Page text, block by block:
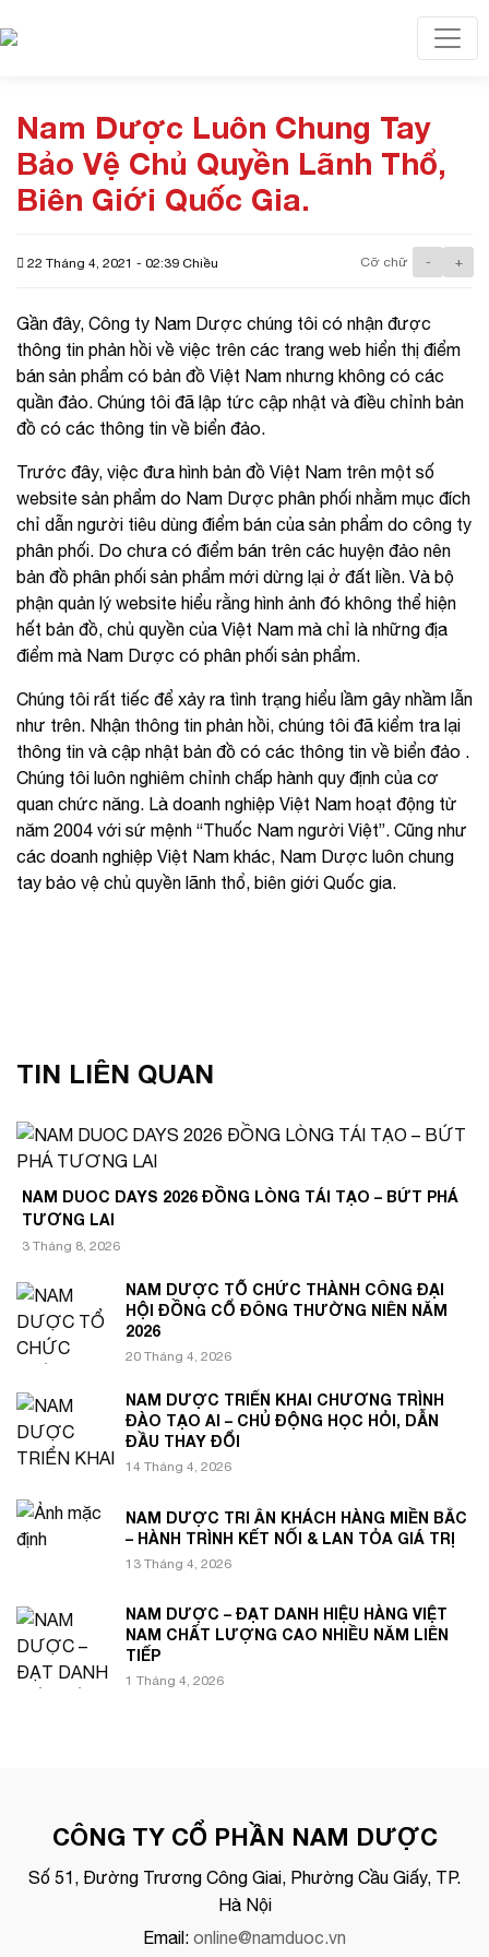
Nam Dược Luôn Chung Tay
Bảo Vệ Chủ Quyền Lãnh Thổ,
Biên Giới Quốc Gia.
22 Tháng 4, 2021 - 02:39 Chiều Cỡ chữ - +
Gần đây, Công ty Nam Dược chúng tôi có nhận được
thông tin phản hồi về việc trên các trang web hiển thị điểm
bán sản phẩm có bản đồ Việt Nam nhưng không có các
quần đảo. Chúng tôi đã lập tức cập nhật và điều chỉnh bản
đồ có các thông tin về biển đảo.
Trước đây, việc đưa hình bản đồ Việt Nam trên một số
website sản phẩm do Nam Dược phân phối nhằm mục đích
chỉ dẫn người tiêu dùng điểm bán của sản phẩm do công ty
phân phối. Do chưa có điểm bán trên các huyện đảo nên
bản đồ phân phối sản phẩm mới dừng lại ở đất liền. Và bộ
phận quản lý website hiểu rằng hình ảnh đó không thể hiện
hết bản đồ, chủ quyền của Việt Nam mà chỉ là những địa
điểm mà Nam Dược có phân phối sản phẩm.
Chúng tôi rất tiếc để xảy ra tình trạng hiểu lầm gây nhầm lẫn
như trên. Nhận thông tin phản hồi, chúng tôi đã kiểm tra lại
thông tin và cập nhật bản đồ có các thông tin về biển đảo .
Chúng tôi luôn nghiêm chỉnh chấp hành quy định của cơ
quan chức năng. Là doanh nghiệp Việt Nam hoạt động từ
năm 2004 với sứ mệnh “Thuốc Nam người Việt”. Cũng như
các doanh nghiệp Việt Nam khác, Nam Dược luôn chung
tay bảo vệ chủ quyền lãnh thổ, biên giới Quốc gia.
TIN LIÊN QUAN
NAM DUOC DAYS 2026 ĐỒNG LÒNG TÁI TẠO – BỨT PHÁ
TƯƠNG LAI
3 Tháng 8, 2026
NAM DƯỢC TỔ CHỨC THÀNH CÔNG ĐẠI
HỘI ĐỒNG CỔ ĐÔNG THƯỜNG NIÊN NĂM
2026
20 Tháng 4, 2026
NAM DƯỢC TRIỂN KHAI CHƯƠNG TRÌNH
ĐÀO TẠO AI – CHỦ ĐỘNG HỌC HỎI, DẪN
ĐẦU THAY ĐỔI
14 Tháng 4, 2026
NAM DƯỢC TRI ÂN KHÁCH HÀNG MIỀN BẮC
– HÀNH TRÌNH KẾT NỐI & LAN TỎA GIÁ TRỊ
13 Tháng 4, 2026
NAM DƯỢC – ĐẠT DANH HIỆU HÀNG VIỆT
NAM CHẤT LƯỢNG CAO NHIỀU NĂM LIÊN
TIẾP
1 Tháng 4, 2026
CÔNG TY CỔ PHẦN NAM DƯỢC
Số 51, Đường Trương Công Giai, Phường Cầu Giấy, TP.
Hà Nội
Email: online@namduoc.vn